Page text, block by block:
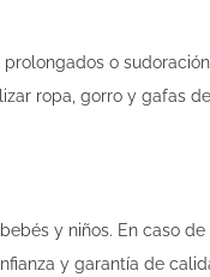
o
ropa, gorro y gafas de
y niños. En caso
y garantía de